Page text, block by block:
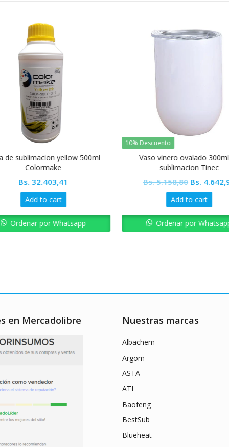
de sublimacion yellow 500ml
Colormake
Bs.32.403,41
Add to cart
Ordenar por Whatsapp
10% Descuento
Vaso vinero ovalado 300ml
sublimacion Tinec
Bs.5.158,80Original
price
was:
Bs.
Bs.
Add to cart
Ordenar por
en Mercadolibre Nuestras marcas
Albachem
Argom
ASTA
ATI
Baofeng
BestSub
Blueheat